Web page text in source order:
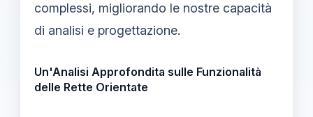
complessi, migliorando le nostre capacità
di analisi e progettazione.
Un'Analisi Approfondita sulle Funzionalità
delle Rette Orientate